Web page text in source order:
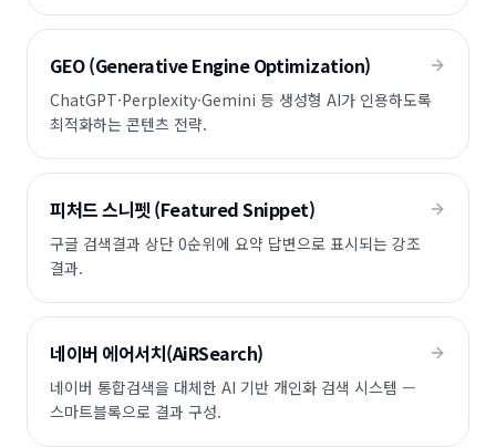
GEO (Generative Engine Optimization)
ChatGPT·Perplexity·Gemini 등 생성형 AI가 인용하도록
최적화하는 콘텐츠 전략.
피처드 스니펫 (Featured Snippet)
구글 검색결과 상단 0순위에 요약 답변으로 표시되는 강조
결과.
네이버 에어서치(AiRSearch)
네이버 통합검색을 대체한 AI 기반 개인화 검색 시스템 —
스마트블록으로 결과 구성.